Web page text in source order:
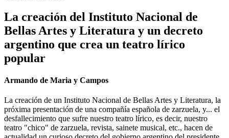
La creación del Instituto Nacional de
Bellas Artes y Literatura y un decreto
argentino que crea un teatro lírico
popular
Armando de Maria y Campos
La creación de un Instituto Nacional de Bellas Artes y Literatura, la
próxima presentación de una compañía española de zarzuela, y... el
desfallecimiento que sufre nuestro teatro lírico, es decir, nuestro
teatro "chico" de zarzuela, revista, sainete musical, etc., hacen de